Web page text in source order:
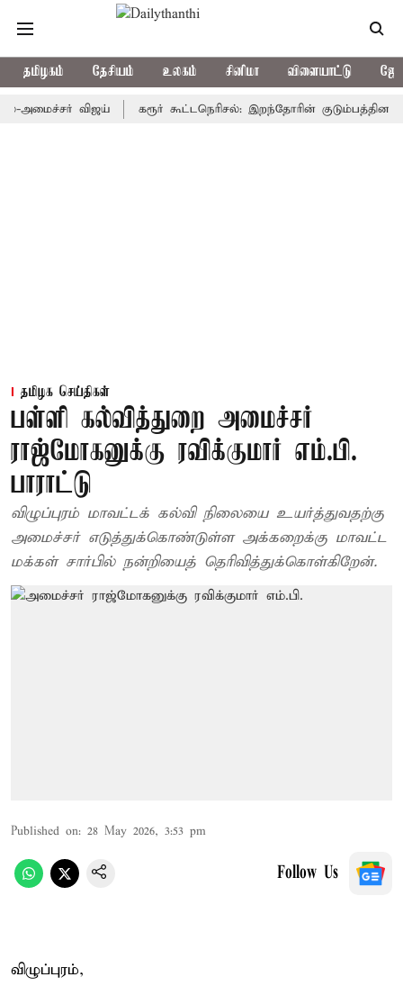
தமிழகம் தேசியம் உலகம் சினிமா விளையாட்டு
விஜய் கரூர் கூட்டநெரிசல்: இறந்தோரின் குடும்பத்தினருக்கு
தமிழக செய்திகள்
பள்ளி கல்வித்துறை அமைச்சர்
ராஜ்மோகனுக்கு ரவிக்குமார் எம்.பி.
பாராட்டு
விழுப்புரம் மாவட்டக் கல்வி நிலையை உயர்த்துவதற்கு
அமைச்சர் எடுத்துக்கொண்டுள்ள அக்கறைக்கு மாவட்ட
மக்கள் சார்பில் நன்றியைத் தெரிவித்துக்கொள்கிறேன்.
Published on: 28 May 2026, 3:53 pm
Follow Us
விழுப்புரம்,